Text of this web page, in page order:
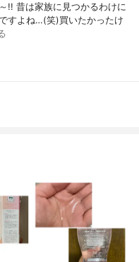
!! 昔は家族に見つかるわけに
すよね…(笑)買いたかったけ